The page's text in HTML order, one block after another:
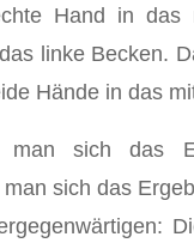
Hand in das
linke Becken.
Hände in das
man sich das
sich das